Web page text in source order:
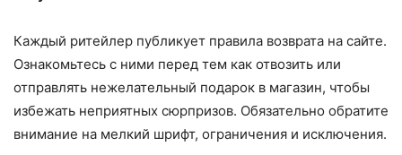
Каждый ритейлер публикует правила возврата на сайте.
Ознакомьтесь с ними перед тем как отвозить или
отправлять нежелательный подарок в магазин, чтобы
избежать неприятных сюрпризов. Обязательно обратите
внимание на мелкий шрифт, ограничения и исключения.